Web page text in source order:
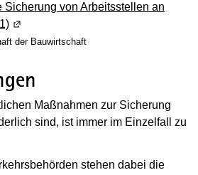
Sicherung von Arbeitsstellen an
(Wird in einem neuen Fenster
der Bauwirtschaft
Maßnahmen zur Sicherung
sind, ist immer im Einzelfall zu
stehen dabei die